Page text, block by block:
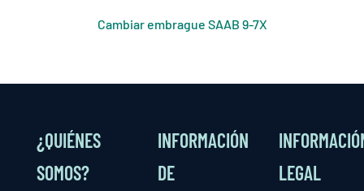
Cambiar embrague SAAB 9-7X
¿QUIÉNES
SOMOS?
INFORMACIÓN
DE
LEGAL